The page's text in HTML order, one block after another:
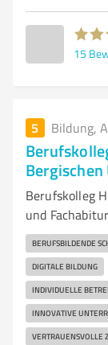
15
5 Bildung,
Berufskolleg
und
BERUFSBILDENDE
DIGITALE BILDUNG
INDIVIDUELLE
INNOVATIVE
VERTRAUENSVOLLE